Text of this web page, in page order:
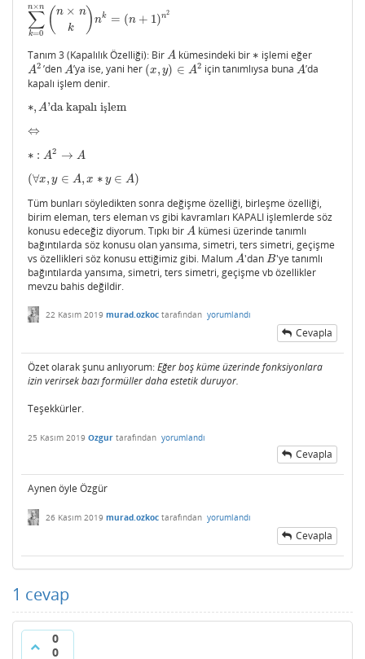
∑
k=0
n×n ( n × n
k
) nk = (n + 1)n2
∑ k= × ×nk) nk= (n+ 1) n2
Tanım 3 (Kapalılık Özelliği): Bir A
A kümesindeki bir ∗
∗ işlemi eğer
A2
A2 ’den A
A’ya ise, yani her (x, y) ∈ A2
(x,y)∈A2 için tanımlıysa bunaA
A’da
kapalı işlem denir.
∗, A’da kapalı işlem
∗,A’da kapalı işlem
⇔
⇔
∗ : A2 → A
∗:A2 →A
(∀x, y ∈ A, x ∗ y ∈ A)
(∀x ,y∈A,x∗y∈A)
Tüm bunları söyledikten sonra değişme özelliği, birleşme özelliği,
birim eleman, ters eleman vs gibi kavramları KAPALI işlemlerde söz
konusu edeceğiz diyorum. Tıpkı bir A
A kümesi üzerinde tanımlı
bağıntılarda söz konusu olan yansıma, simetri, ters simetri, geçişme
vs özellikleri söz konusu ettiğimiz gibi. Malum A
A'danB
B 'ye tanımlı
bağıntılarda yansıma, simetri, ters simetri, geçişme vb özellikler
mevzu bahis değildir.
22 Kasım 2019 murad.ozkoc tarafından yorumlandı
Cevapla
Özet olarak şunu anlıyorum:Eğer boş küme üzerinde fonksiyonlara
izin verirsek bazı formüller daha estetik duruyor.
Teşekkürler.
25 Kasım 2019 Ozgur tarafından yorumlandı
Cevapla
Aynen öyle Özgür
26 Kasım 2019 murad.ozkoc tarafından yorumlandı
Cevapla
1 cevap
0
0